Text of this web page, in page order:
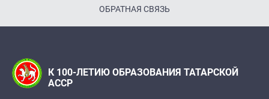
ОБРАТНАЯ СВЯЗЬ
К 100-ЛЕТИЮ ОБРАЗОВАНИЯ ТАТАРСКОЙ
АССР